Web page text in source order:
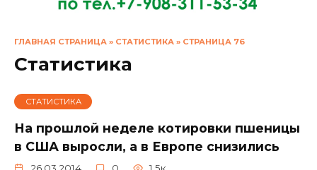
ГЛАВНАЯ СТРАНИЦА » СТАТИСТИКА » СТРАНИЦА 76
Статистика
СТАТИСТИКА
На прошлой неделе котировки пшеницы
в США выросли, а в Европе снизились